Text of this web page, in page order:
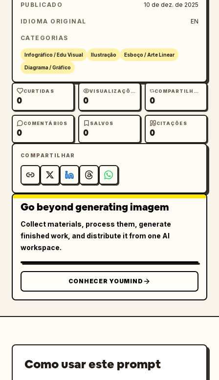
PUBLICADO 10 de dez. de 2025
IDIOMA ORIGINAL EN
CATEGORIAS
Infográfico / Edu Visual Ilustração Esboço / Arte Linear
Diagrama / Gráfico
CURTIDAS
0
VISUALIZAÇÕES
0
COMPARTILHAMENTOS
0
COMENTÁRIOS
0
SALVOS
0
CITAÇÕES
0
COMPARTILHAR
Go beyond generating imagem
Collect materials, process them, generate
finished work, and distribute it from one AI
workspace.
CONHECER YOUMIND
Como usar este prompt